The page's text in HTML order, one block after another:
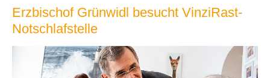
Erzbischof Grünwidl besucht VinziRast-
Notschlafstelle